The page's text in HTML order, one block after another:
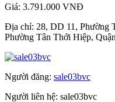
Giá: 3.791.000 VNĐ
Địa chỉ: 28, DD 11, Phường
Phường Tân Thới Hiệp,
Người đăng: sale03bvc
Người liên hệ: sale03bvc